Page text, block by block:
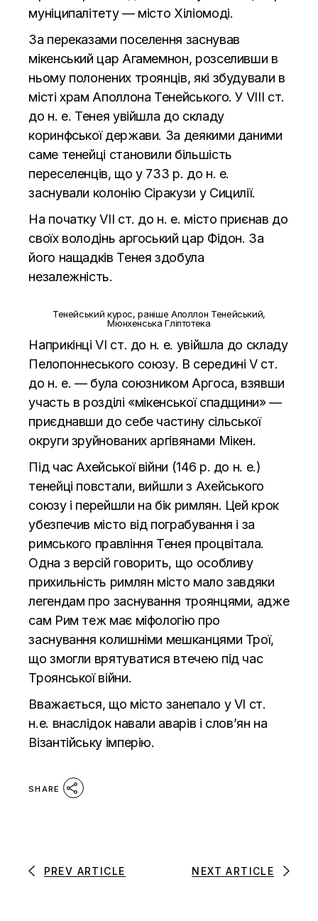
муніципалітету — місто Хіліомоді.
За переказами поселення заснував
мікенський цар Агамемнон, розселивши в
ньому полонених троянців, які збудували в
місті храм Аполлона Тенейського. У VIII ст.
до н. е. Тенея увійшла до складу
коринфської держави. За деякими даними
саме тенейці становили більшість
переселенців, що у 733 р. до н. е.
заснували колонію Сіракузи у Сицилії.
На початку VII ст. до н. е. місто приєнав до
своїх володінь аргоський цар Фідон. За
його нащадків Тенея здобула
незалежність.
Тенейський курос, раніше Аполлон Тенейський,
Мюнхенська Гліптотека
Наприкінці VI ст. до н. е. увійшла до складу
Пелопоннеського союзу. В середині V ст.
до н. е. — була союзником Аргоса, взявши
участь в розділі «мікенської спадщини» —
приєднавши до себе частину сільської
округи зруйнованих аргівянами Мікен.
Під час Ахейської війни (146 р. до н. е.)
тенейці повстали, вийшли з Ахейського
союзу і перейшли на бік римлян. Цей крок
убезпечив місто від пограбування і за
римського правління Тенея процвітала.
Одна з версій говорить, що особливу
прихильність римлян місто мало завдяки
легендам про заснування троянцями, адже
сам Рим теж має міфологію про
заснування колишніми мешканцями Трої,
що змогли врятуватися втечею під час
Троянської війни.
Вважається, що місто занепало у VI ст.
н.е. внаслідок навали аварів і слов’ян на
Візантійську імперію.
SHARE
PREV ARTICLE NEXT ARTICLE